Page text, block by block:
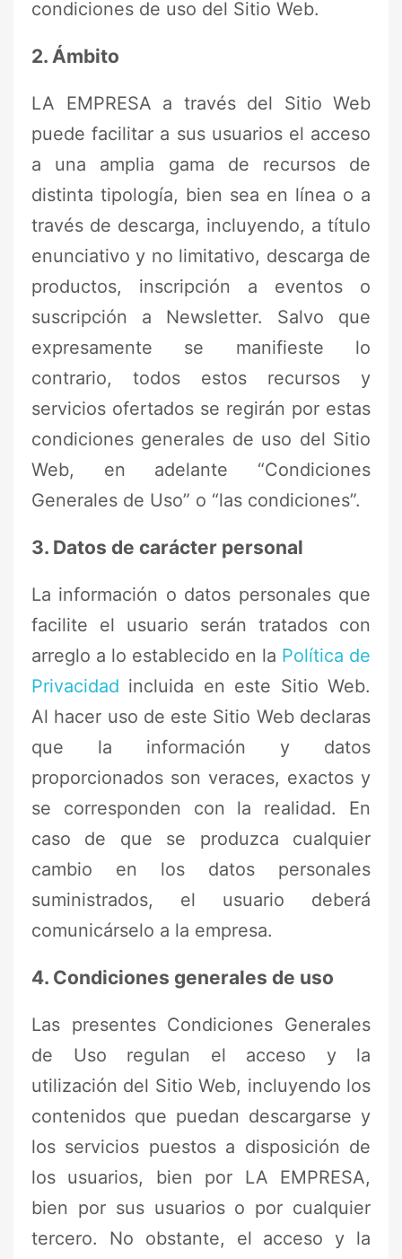
condiciones de uso del Sitio Web.
2. Ámbito
LA EMPRESA a través del Sitio Web
puede facilitar a sus usuarios el acceso
a una amplia gama de recursos de
distinta tipología, bien sea en línea o a
través de descarga, incluyendo, a título
enunciativo y no limitativo, descarga de
productos, inscripción a eventos o
suscripción a Newsletter. Salvo que
expresamente se manifieste lo
contrario, todos estos recursos y
servicios ofertados se regirán por estas
condiciones generales de uso del Sitio
Web, en adelante “Condiciones
Generales de Uso” o “las condiciones”.
3. Datos de carácter personal
La información o datos personales que
facilite el usuario serán tratados con
arreglo a lo establecido en la Política de
Privacidad incluida en este Sitio Web.
Al hacer uso de este Sitio Web declaras
que la información y datos
proporcionados son veraces, exactos y
se corresponden con la realidad. En
caso de que se produzca cualquier
cambio en los datos personales
suministrados, el usuario deberá
comunicárselo a la empresa.
4. Condiciones generales de uso
Las presentes Condiciones Generales
de Uso regulan el acceso y la
utilización del Sitio Web, incluyendo los
contenidos que puedan descargarse y
los servicios puestos a disposición de
los usuarios, bien por LA EMPRESA,
bien por sus usuarios o por cualquier
tercero. No obstante, el acceso y la